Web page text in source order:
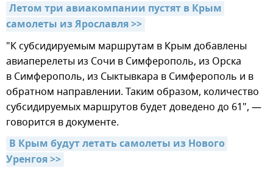
Летом три авиакомпании пустят в Крым
самолеты из Ярославля >>
"К субсидируемым маршрутам в Крым добавлены
авиаперелеты из Сочи в Симферополь, из Орска
в Симферополь, из Сыктывкара в Симферополь и в
обратном направлении. Таким образом, количество
субсидируемых маршрутов будет доведено до 61", —
говорится в документе.
В Крым будут летать самолеты из Нового
Уренгоя >>